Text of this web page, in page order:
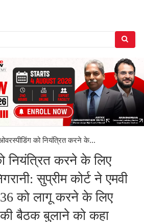
को नियंत्रित करने के...
नियंत्रित करने के लिए
सुप्रीम कोर्ट ने एमवी
को लागू करने के लिए
की बैठक बुलाने को कहा